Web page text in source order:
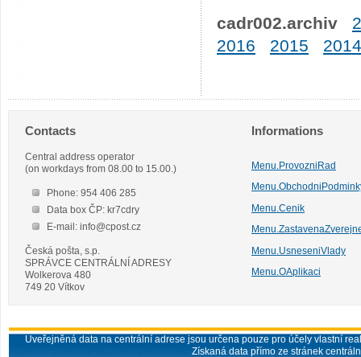
cadr002.archiv
2016
2015 2014
Contacts
Central address operator
(on workdays from 08.00 to 15.00.)
Phone: 954 406 285
Data box ČP: kr7cdry
E-mail: info@cpost.cz
Česká pošta, s.p.
SPRÁVCE CENTRÁLNÍ ADRESY
Wolkerova 480
749 20 Vítkov
Informations
Menu.ProvozniRad
Menu.Cenik
Menu.UsneseniVlady
Menu.OAplikaci
Uveřejněná data na centrální adrese jsou určena pouze pro účely vlastní
Získaná data přímo ze stránek